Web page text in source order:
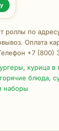
роллы по
Оплата
+7 (800)
, курица в
горячие блюда,
наборы